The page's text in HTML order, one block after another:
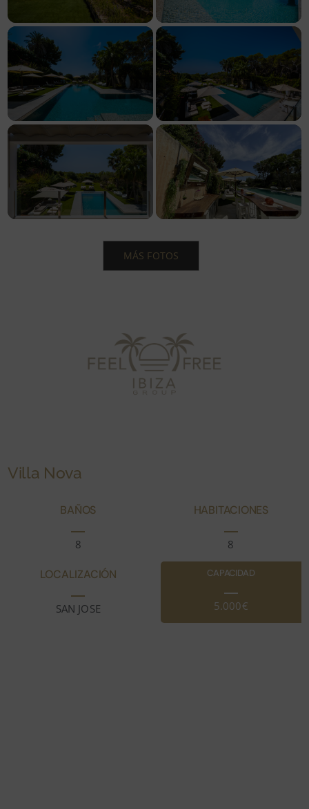
MÁS FOTOS
Villa Nova
BAÑOS
8
HABITACIONES
8
LOCALIZACIÓN
SAN JOSE
CAPACIDAD
5.000€